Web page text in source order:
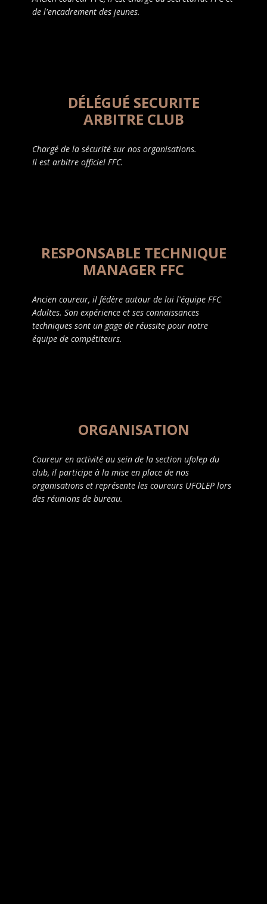
de l'encadrement des jeunes.
DÉLÉGUÉ SECURITE
ARBITRE CLUB
Chargé de la sécurité sur nos organisations.
Il est arbitre officiel FFC.
RESPONSABLE TECHNIQUE
MANAGER FFC
Ancien coureur, il fédère autour de lui l'équipe FFC
Adultes. Son expérience et ses connaissances
techniques sont un gage de réussite pour notre
équipe de compétiteurs.
ORGANISATION
Coureur en activité au sein de la section ufolep du
club, il participe à la mise en place de nos
organisations et représente les coureurs UFOLEP lors
des réunions de bureau.